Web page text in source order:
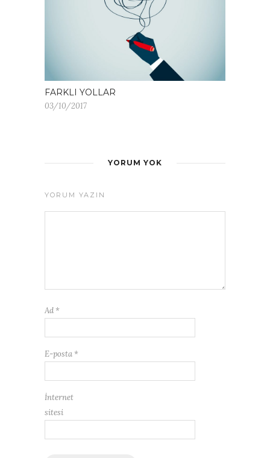
FARKLI YOLLAR
03/10/2017
YORUM YOK
YORUM YAZIN
Ad *
E-posta *
İnternet
sitesi